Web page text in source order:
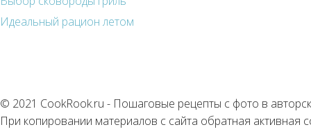
Идеальный рацион летом
© 2021 CookRook.ru - Пошаговые рецепты с фото в
При копировании материалов с сайта обратная активная